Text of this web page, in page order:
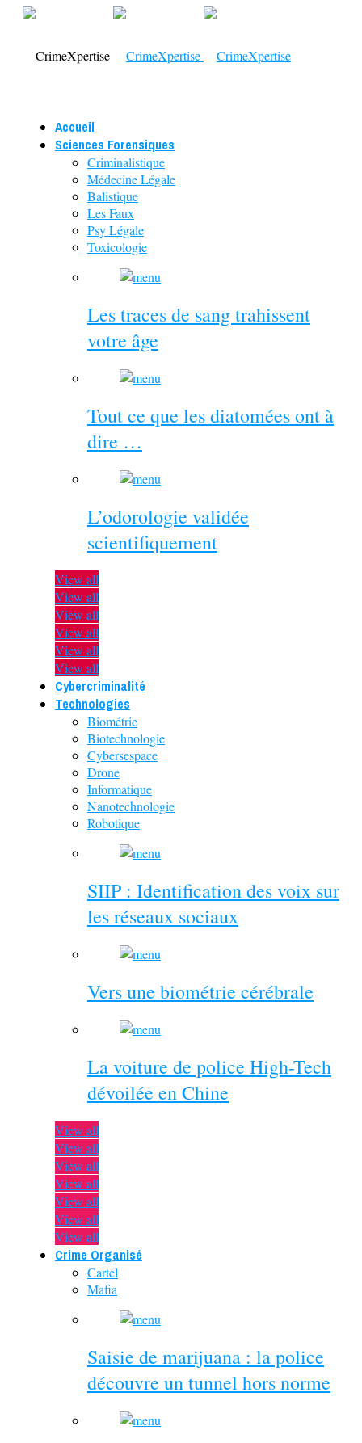
Accueil
Sciences Forensiques
Criminalistique
Médecine Légale
Balistique
Les Faux
Psy Légale
Toxicologie
Les traces de sang trahissent
votre âge
Tout ce que les diatomées ont à
dire …
L’odorologie validée
scientifiquement
View all
View all
View all
View all
View all
View all
Cybercriminalité
Technologies
Biométrie
Biotechnologie
Cybersespace
Drone
Informatique
Nanotechnologie
Robotique
SIIP : Identification des voix sur
les réseaux sociaux
Vers une biométrie cérébrale
La voiture de police High-Tech
dévoilée en Chine
View all
View all
View all
View all
View all
View all
View all
Crime Organisé
Cartel
Mafia
Saisie de marijuana : la police
découvre un tunnel hors norme